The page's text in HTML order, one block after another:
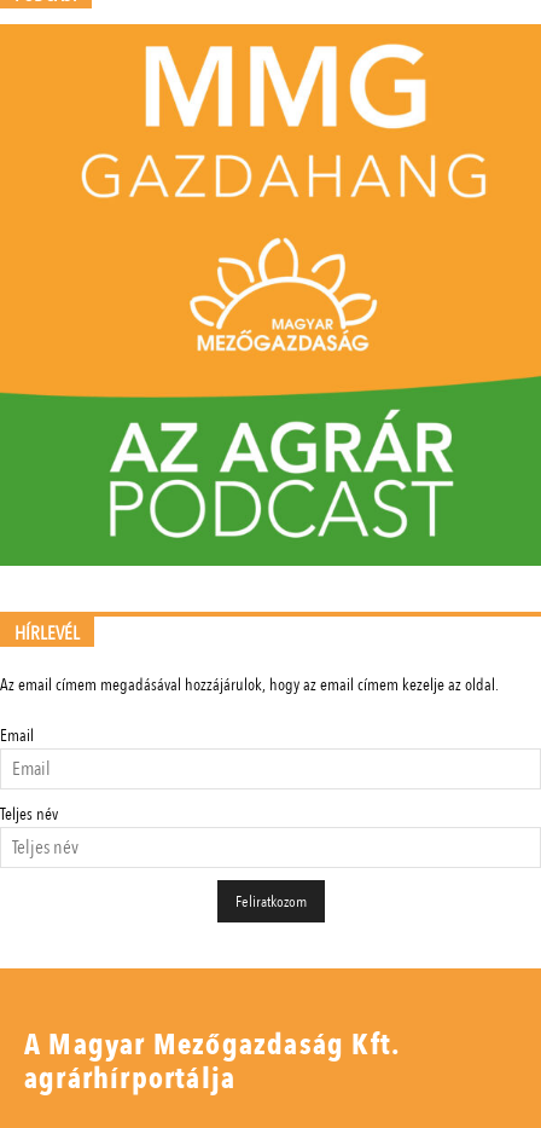
HÍRLEVÉL
Az email címem megadásával hozzájárulok, hogy az email címem kezelje az oldal.
Email
Teljes név
A Magyar Mezőgazdaság Kft.
agrárhírportálja